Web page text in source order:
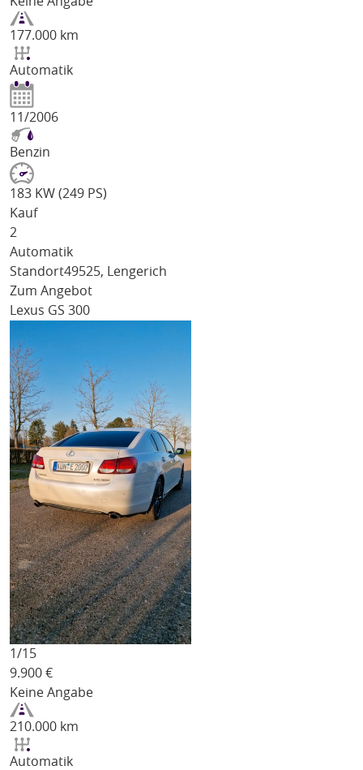
177.000 km
Automatik
11/2006
Benzin
183 KW (249 PS)
Kauf
2
Automatik
Standort49525, Lengerich
Zum Angebot
Lexus GS 300
1/15
9.900 €
Keine Angabe
210.000 km
Automatik